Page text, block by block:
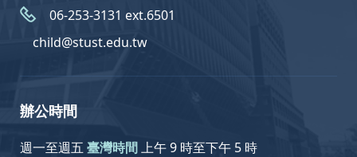
06-253-3131 ext.6501
child@stust.edu.tw
辦公時間
週一至週五 臺灣時間上午 9 時至下午 5 時